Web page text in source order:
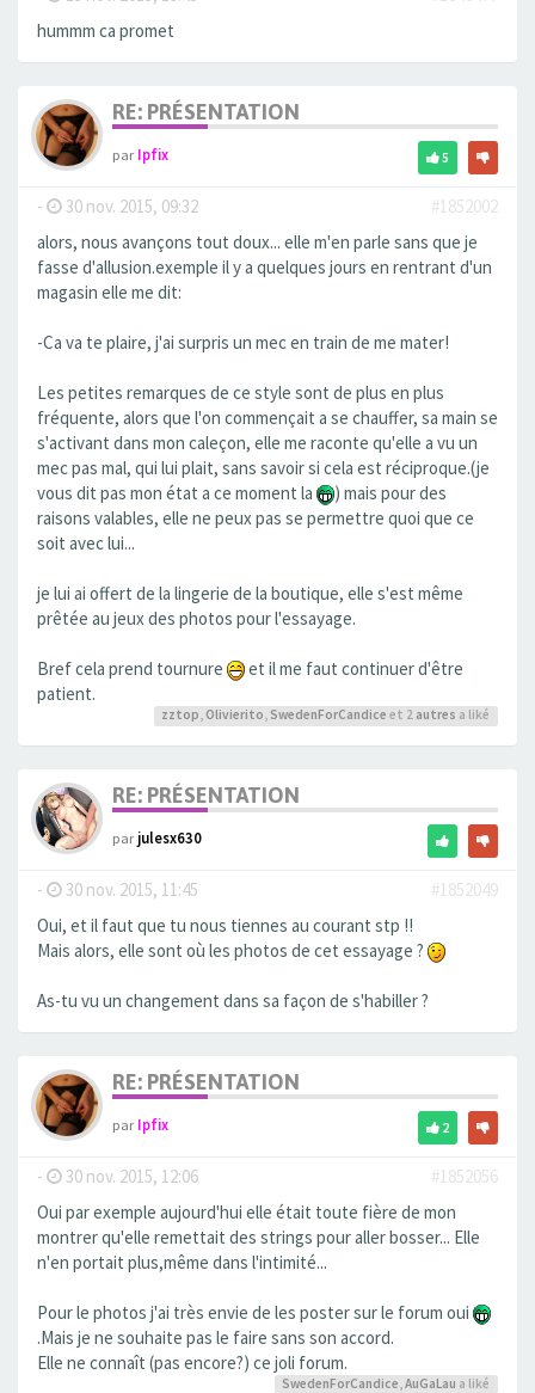
hummm ca promet
RE: PRÉSENTATION
parIpfix 5
- 30 nov. 2015, 09:32
#1852002
alors, nous avançons tout doux... elle m'en parle sans que je
fasse d'allusion.exemple il y a quelques jours en rentrant d'un
magasin elle me dit:
-Ca va te plaire, j'ai surpris un mec en train de me mater!
Les petites remarques de ce style sont de plus en plus
fréquente, alors que l'on commençait a se chauffer, sa main se
s'activant dans mon caleçon, elle me raconte qu'elle a vu un
mec pas mal, qui lui plait, sans savoir si cela est réciproque.(je
vous dit pas mon état a ce moment la
) mais pour des
raisons valables, elle ne peux pas se permettre quoi que ce
soit avec lui...
je lui ai offert de la lingerie de la boutique, elle s'est même
prêtée au jeux des photos pour l'essayage.
Bref cela prend tournure
et il me faut continuer d'être
patient.
zztop, Olivierito, SwedenForCandice et 2 autres a liké
RE: PRÉSENTATION
parjulesx630
- 30 nov. 2015, 11:45
#1852049
Oui, et il faut que tu nous tiennes au courant stp !!
Mais alors, elle sont où les photos de cet essayage ?
As-tu vu un changement dans sa façon de s'habiller ?
RE: PRÉSENTATION
parIpfix 2
- 30 nov. 2015, 12:06
#1852056
Oui par exemple aujourd'hui elle était toute fière de mon
montrer qu'elle remettait des strings pour aller bosser... Elle
n'en portait plus,même dans l'intimité...
Pour le photos j'ai très envie de les poster sur le forum oui
.Mais je ne souhaite pas le faire sans son accord.
Elle ne connaît (pas encore?) ce joli forum.
SwedenForCandice,AuGaLau a liké